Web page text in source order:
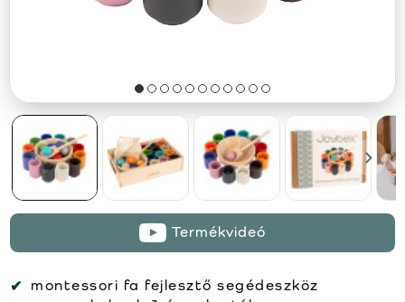
Termékvideó
montessori fa fejlesztő segédeszköz